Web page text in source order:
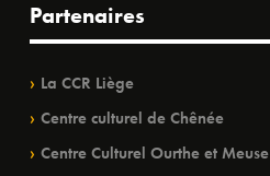
Partenaires
La CCR Liège
Centre culturel de Chênée
Centre Culturel Ourthe et Meuse